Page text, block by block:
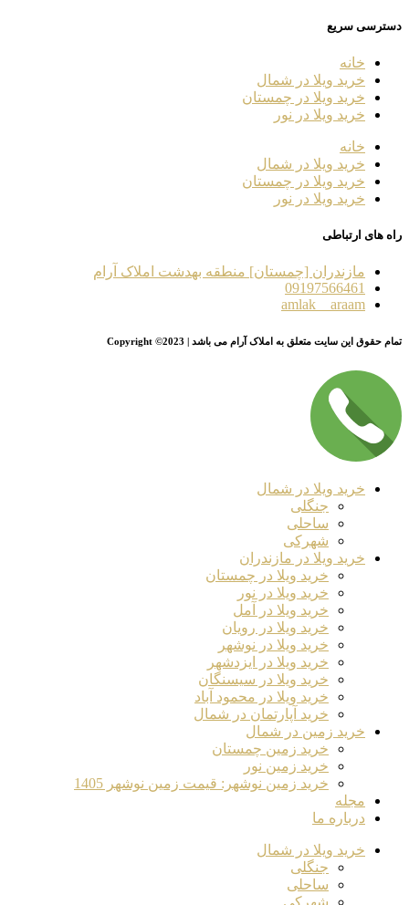
دسترسی سریع
خانه
خرید ویلا در شمال
خرید ویلا در چمستان
خرید ویلا در نور
خانه
خرید ویلا در شمال
خرید ویلا در چمستان
خرید ویلا در نور
راه های ارتباطی
مازندران [چمستان] منطقه بهدشت املاک آرام
09197566461
amlak__araam
تمام حقوق این سایت متعلق به املاک آرام می باشد | Copyright ©2023
خرید ویلا در شمال
جنگلی
ساحلی
شهرکی
خرید ویلا در مازندران
خرید ویلا در چمستان
خرید ویلا در نور
خرید ویلا در آمل
خرید ویلا در رویان
خرید ویلا در نوشهر
خرید ویلا در ایزدشهر
خرید ویلا در سیسنگان
خرید ویلا در محمود آباد
خرید آپارتمان در شمال
خرید زمین در شمال
خرید زمین چمستان
خرید زمین نور
خرید زمین نوشهر: قیمت زمین نوشهر 1405
مجله
درباره ما
خرید ویلا در شمال
جنگلی
ساحلی
شهرکی